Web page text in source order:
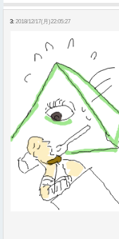
3: 2018/12/17(月)22:05:27